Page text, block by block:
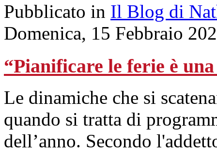
Pubblicato in Il Blog di
Domenica, 15 Febbraio
“Pianificare le ferie è
Le dinamiche che si
quando si tratta di
dell’anno. Secondo